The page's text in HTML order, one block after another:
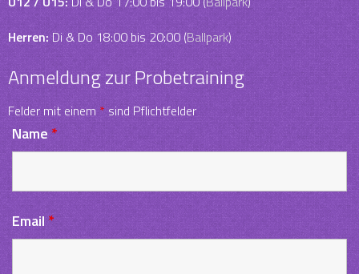
Herren: Di & Do 18:00 bis 20:00 (Ballpark)
Anmeldung zur Probetraining
Felder mit einem * sind Pflichtfelder
Name*
Email *